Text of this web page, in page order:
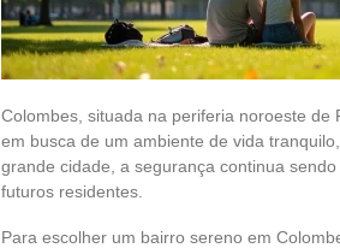
Colombes, situada na periferia noroeste
em busca de um ambiente de vida
grande cidade, a segurança continua
futuros residentes.
Para escolher um bairro sereno em